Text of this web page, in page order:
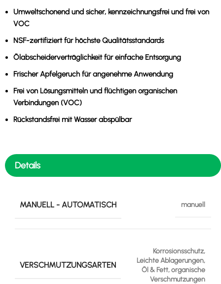
Umweltschonend und sicher, kennzeichnungsfrei und frei von
VOC
NSF-zertifiziertfür höchste Qualitätsstandards
Ölabscheiderverträglichkeitfür einfache Entsorgung
Frischer Apfelgeruch für angenehme Anwendung
Frei von Lösungsmitteln und flüchtigen organischen
Verbindungen (VOC)
Rückstandsfrei mit Wasser abspülbar
Details
MANUELL - AUTOMATISCH manuell
VERSCHMUTZUNGSARTEN
Korrosionsschutz,
Leichte Ablagerungen,
Öl & Fett, organische
Verschmutzungen